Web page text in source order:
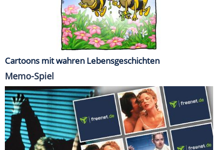
Cartoons mit wahren Lebensgeschichten
Memo-Spiel